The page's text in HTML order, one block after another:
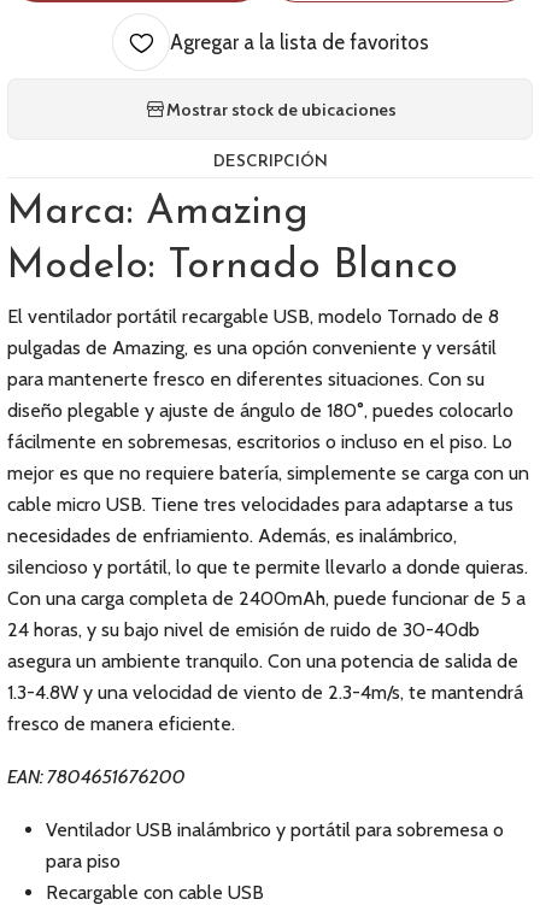
Agregar a la lista de favoritos
Mostrar stock de ubicaciones
DESCRIPCIÓN
Marca: Amazing
Modelo: Tornado Blanco
El ventilador portátil recargable USB, modelo Tornado de 8
pulgadas de Amazing, es una opción conveniente y versátil
para mantenerte fresco en diferentes situaciones. Con su
diseño plegable y ajuste de ángulo de 180°, puedes colocarlo
fácilmente en sobremesas, escritorios o incluso en el piso. Lo
mejor es que no requiere batería, simplemente se carga con un
cable micro USB. Tiene tres velocidades para adaptarse a tus
necesidades de enfriamiento. Además, es inalámbrico,
silencioso y portátil, lo que te permite llevarlo a donde quieras.
Con una carga completa de 2400mAh, puede funcionar de 5 a
24 horas, y su bajo nivel de emisión de ruido de 30-40db
asegura un ambiente tranquilo. Con una potencia de salida de
1.3-4.8W y una velocidad de viento de 2.3-4m/s, te mantendrá
fresco de manera eficiente.
EAN: 7804651676200
Ventilador USB inalámbrico y portátil para sobremesa o
para piso
Recargable con cable USB